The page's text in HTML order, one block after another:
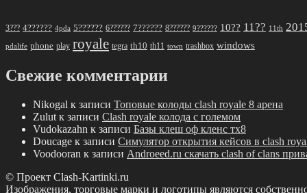
3??? 4?????? 4pda 5?????? 6?????? 7?????? 8?????? 9?????? 10?? 11?? 11th
pdalife phone play royale tegra th10 th11 town trashbox windows
Свежие комментарии
Nikogal к записи Топовые колоды clash royale 8 арена
Zulut к записи Clash royale колода с големом
Vudokazahn к записи Базы клеш оф кленс тх8
Doucage к записи Симулятор открытия кейсов в clash
Voodooran к записи Androeed.ru скачать clash of clans
© Проект Clash-Kartinki.ru
Изображения, торговые марки и логотипы являются